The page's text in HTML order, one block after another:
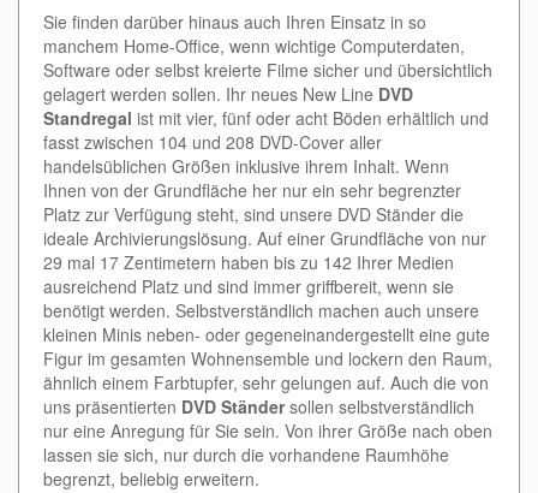
Sie finden darüber hinaus auch Ihren Einsatz in so
manchem Home-Office, wenn wichtige Computerdaten,
Software oder selbst kreierte Filme sicher und übersichtlich
gelagert werden sollen. Ihr neues New Line DVD
Standregal ist mit vier, fünf oder acht Böden erhältlich und
fasst zwischen 104 und 208 DVD-Cover aller
handelsüblichen Größen inklusive ihrem Inhalt. Wenn
Ihnen von der Grundfläche her nur ein sehr begrenzter
Platz zur Verfügung steht, sind unsere DVD Ständer die
ideale Archivierungslösung. Auf einer Grundfläche von nur
29 mal 17 Zentimetern haben bis zu 142 Ihrer Medien
ausreichend Platz und sind immer griffbereit, wenn sie
benötigt werden. Selbstverständlich machen auch unsere
kleinen Minis neben- oder gegeneinandergestellt eine gute
Figur im gesamten Wohnensemble und lockern den Raum,
ähnlich einem Farbtupfer, sehr gelungen auf. Auch die von
uns präsentierten DVD Ständersollen selbstverständlich
nur eine Anregung für Sie sein. Von ihrer Größe nach oben
lassen sie sich, nur durch die vorhandene Raumhöhe
begrenzt, beliebig erweitern.